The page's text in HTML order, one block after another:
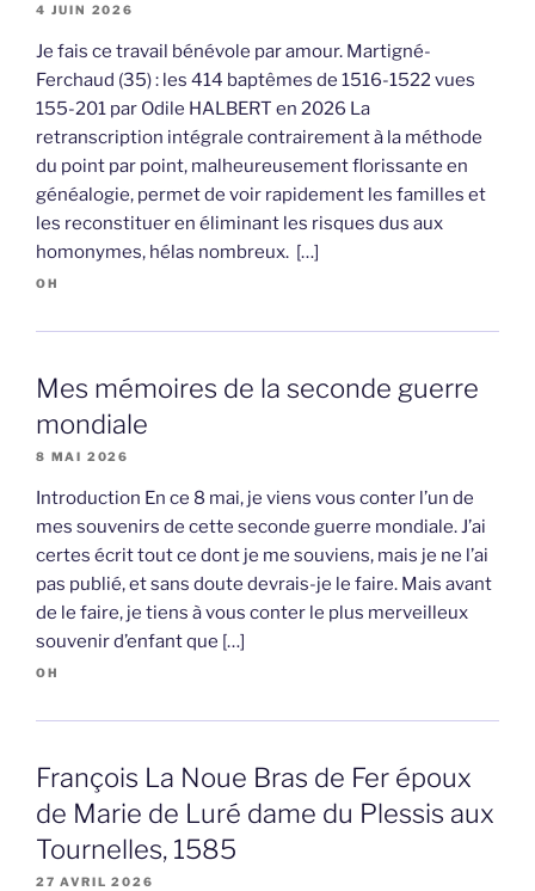
4 JUIN 2026
Je fais ce travail bénévole par amour. Martigné-
Ferchaud (35) : les 414 baptêmes de 1516-1522 vues
155-201 par Odile HALBERT en 2026 La
retranscription intégrale contrairement à la méthode
du point par point, malheureusement florissante en
généalogie, permet de voir rapidement les familles et
les reconstituer en éliminant les risques dus aux
homonymes, hélas nombreux. […]
OH
Mes mémoires de la seconde guerre
mondiale
8 MAI 2026
Introduction En ce 8 mai, je viens vous conter l’un de
mes souvenirs de cette seconde guerre mondiale. J’ai
certes écrit tout ce dont je me souviens, mais je ne l’ai
pas publié, et sans doute devrais-je le faire. Mais avant
de le faire, je tiens à vous conter le plus merveilleux
souvenir d’enfant que […]
OH
François La Noue Bras de Fer époux
de Marie de Luré dame du Plessis aux
Tournelles, 1585
27 AVRIL 2026